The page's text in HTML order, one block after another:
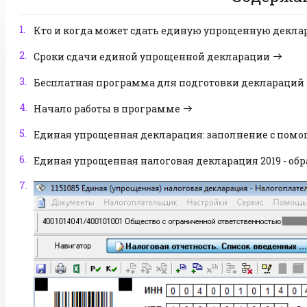
1.
Кто и когда может сдать единую упрощенную
2. Сроки сдачи единой упрощенной декларации
3. Бесплатная программа для подготовки деклараций
4. Начало работы в программе
5. Единая упрощенная декларация: заполнение с
6. Единая упрощенная налоговая декларация 2019 -
7.